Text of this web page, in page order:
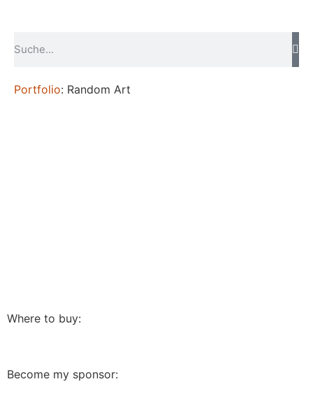
Portfolio: Random Art
Where to buy:
Become my sponsor: